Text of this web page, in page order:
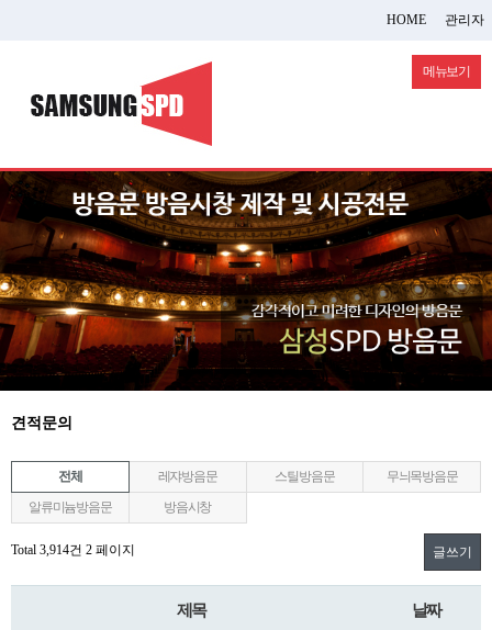
HOME 관리자
메뉴보기
견적문의
전체 레쟈방음문 스틸방음문
무늬목방음문
알류미늄방음문
방음시창
Total 3,914건 2 페이지 글쓰기
제목 날짜